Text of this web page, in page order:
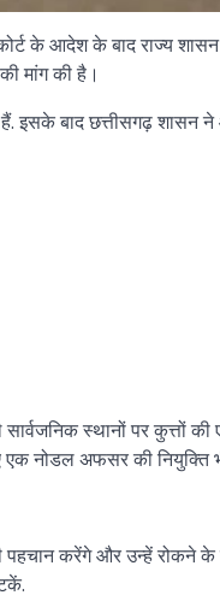
के आदेश के बाद राज्य
मांग की है।
इसके बाद छत्तीसगढ़ शासन
स्थानों पर कुत्तों
नोडल अफसर की नियुक्ति
करेंगे और उन्हें रोकने